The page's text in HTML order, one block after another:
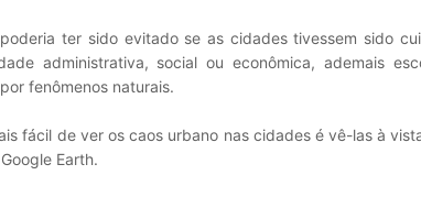
ter sido evitado se as cidades tivessem sido
administrativa, social ou econômica, ademais
fenômenos naturais.
fácil de ver os caos urbano nas cidades é vê-las à
Earth.